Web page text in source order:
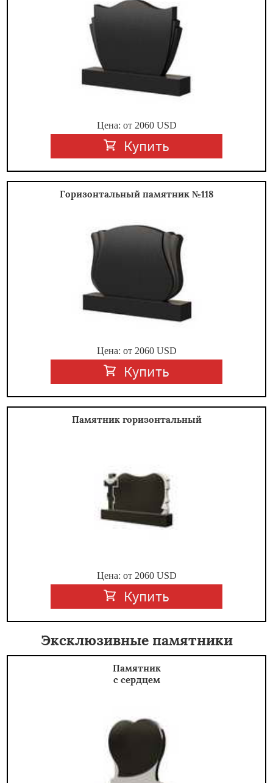
Цена: от 2060USD
Купить
Горизонтальный памятник №118
Цена: от 2060USD
Купить
Памятник горизонтальный
Цена: от 2060USD
Купить
Эксклюзивные памятники
Памятник
с сердцем